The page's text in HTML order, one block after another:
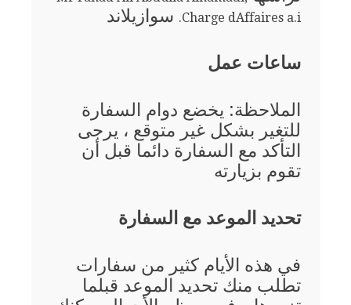
Charge dAffaires a.i.
سوازيلاند
ساعات عمل
الملاحظة: يخضع دوام السفارة
للتغير بشكل غير متوقع ، يرجى
التأكد مع السفارة دائما قبل أن
تقوم بزيارته
تحديد الموعد مع السفارة
في هذه الأيام كثير من سفارات
تطلب منك تحديد الموعد قبلما